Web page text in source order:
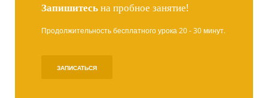
Запишитесьна пробное занятие!
Продолжительность бесплатного урока 20 - 30 минут.
ЗАПИСАТЬСЯ